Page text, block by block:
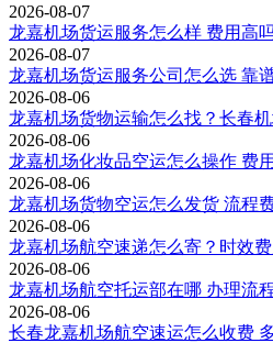
2026-08-07
龙嘉机场货运服务怎么样 费用高
2026-08-07
龙嘉机场货运服务公司怎么选 靠
2026-08-06
龙嘉机场货物运输怎么找？长春
2026-08-06
龙嘉机场化妆品空运怎么操作 费
2026-08-06
龙嘉机场货物空运怎么发货 流程
2026-08-06
龙嘉机场航空速递怎么寄？时效
2026-08-06
龙嘉机场航空托运部在哪 办理流
2026-08-06
长春龙嘉机场航空速运怎么收费